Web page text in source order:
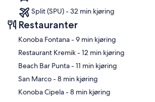
Split (SPU) - 32 min kjøring
Restauranter
‪Konoba Fontana - ‬9 min kjøring
‪Restaurant Kremik - ‬12 min kjøring
‪Beach Bar Punta - ‬11 min kjøring
‪San Marco - ‬8 min kjøring
‪Konoba Cipela - ‬8 min kjøring